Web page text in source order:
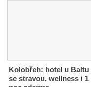
Kolobřeh: hotel u Baltu
se stravou, wellness i 1